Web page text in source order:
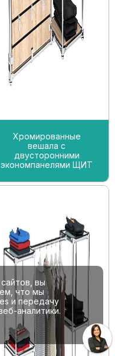
Хромированные
вешала с
двусторонними
экономпанелями ЩИТ
вы
что мы
и передачу
аналитики.